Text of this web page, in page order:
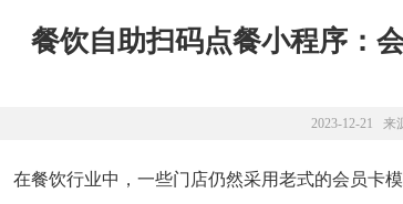
餐饮自助扫码点餐小程序：
2023-12-21 来
在餐饮行业中，一些门店仍然采用老式的会员卡